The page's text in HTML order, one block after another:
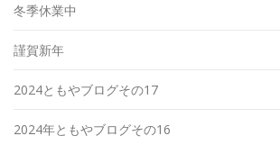
冬季休業中
謹賀新年
2024ともやブログその17
2024年ともやブログその16